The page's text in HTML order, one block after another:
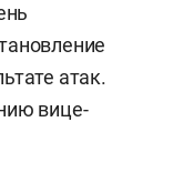
атак.
вице-